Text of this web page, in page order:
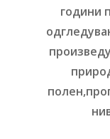
години